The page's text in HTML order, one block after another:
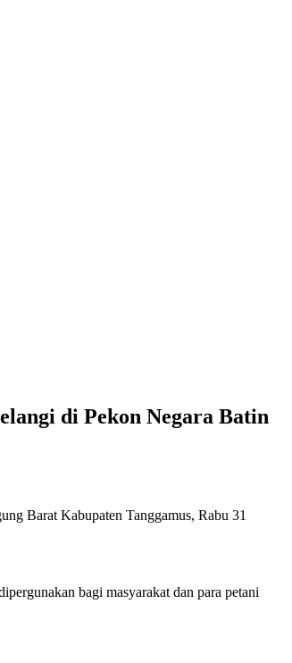
di Pekon Negara Batin
Barat Kabupaten Tanggamus, Rabu 31
bagi masyarakat dan para petani